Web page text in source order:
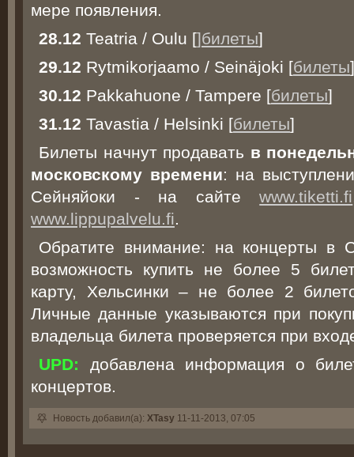
мере появления.
28.12 Teatria / Oulu []билеты]
29.12 Rytmikorjaamo / Seinäjoki [билеты]
30.12 Pakkahuone / Tampere [билеты]
31.12 Tavastia / Helsinki [билеты]
Билеты начнут продавать в
московскому времени: на
Сейняйоки - на сайтеwww.tiketti.fi
www.lippupalvelu.fi.
Обратите внимание: на концерты в
возможность купить не более 5
карту, Хельсинки – не более 2
Личные данные указываются при
владельца билета проверяется при
UPD: добавлена информация о
концертов.
Новость добавил(а): XTasy 11-11-2013, 07:05